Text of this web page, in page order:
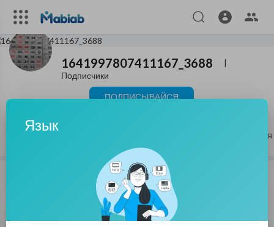
1641997807411167_3688
Подписчики
ПОДПИСЫВАЙСЯ
Язык